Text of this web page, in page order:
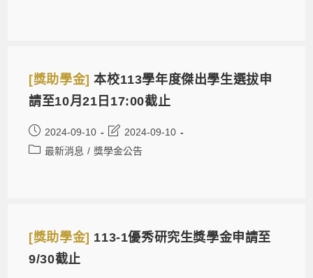
[獎助學金]本校113學年度傑出學生選拔申
請至10月21日17:00截止
2024-09-10
2024-09-10
最新消息 / 獎學金公告
[獎助學金] 113-1優秀研究生獎學金申請至
9/30截止